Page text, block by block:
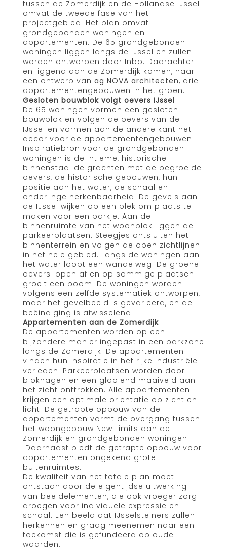
tussen de Zomerdijk en de Hollandse IJssel
omvat de tweede fase van het
projectgebied. Het plan omvat
grondgebonden woningen en
appartementen. De 65 grondgebonden
woningen liggen langs de IJssel en zullen
worden ontworpen door Inbo. Daarachter
en liggend aan de Zomerdijk komen, naar
een ontwerp van ag NOVA architecten, drie
appartementengebouwen in het groen.
Gesloten bouwblok volgt oevers IJssel
De 65 woningen vormen een gesloten
bouwblok en volgen de oevers van de
IJssel en vormen aan de andere kant het
decor voor de appartementengebouwen.
Inspiratiebron voor de grondgebonden
woningen is de intieme, historische
binnenstad: de grachten met de begroeide
oevers, de historische gebouwen, hun
positie aan het water, de schaal en
onderlinge herkenbaarheid. De gevels aan
de IJssel wijken op een plek om plaats te
maken voor een parkje. Aan de
binnenruimte van het woonblok liggen de
parkeerplaatsen. Steegjes ontsluiten het
binnenterrein en volgen de open zichtlijnen
in het hele gebied. Langs de woningen aan
het water loopt een wandelweg. De groene
oevers lopen af en op sommige plaatsen
groeit een boom. De woningen worden
volgens een zelfde systematiek ontworpen,
maar het gevelbeeld is gevarieerd, en de
beëindiging is afwisselend.
Appartementen aan de Zomerdijk
De appartementen worden op een
bijzondere manier ingepast in een parkzone
langs de Zomerdijk. De appartementen
vinden hun inspiratie in het rijke industriële
verleden. Parkeerplaatsen worden door
blokhagen en een glooiend maaiveld aan
het zicht onttrokken. Alle appartementen
krijgen een optimale orientatie op zicht en
licht. De getrapte opbouw van de
appartementen vormt de overgang tussen
het woongebouw New Limits aan de
Zomerdijk en grondgebonden woningen.
Daarnaast biedt de getrapte opbouw voor
appartementen ongekend grote
buitenruimtes.
De kwaliteit van het totale plan moet
ontstaan door de eigentijdse uitwerking
van beeldelementen, die ook vroeger zorg
droegen voor individuele expressie en
schaal. Een beeld dat IJsselsteiners zullen
herkennen en graag meenemen naar een
toekomst die is gefundeerd op oude
waarden.